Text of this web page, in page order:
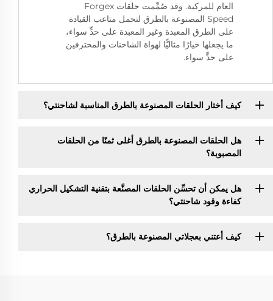
العام للمركبة. وقد صُمِّمت حلقات Forgex
Speed المصنوعة بالطرق لتحمل متاعب القيادة
على الطرق المعبدة وغير المعبدة على حدٍّ سواء،
ما يجعلها خيارًا مثاليًّا لهواة الشاحنات والمحترفين
على حدٍّ سواء.
كيف أختار الحلقات المصنوعة بالطرق المناسبة لشاحنتي؟
هل الحلقات المصنوعة بالطرق أغلى ثمنًا من الحلقات
المصبوبة؟
هل يمكن أن تحسِّن الحلقات المصنَّعة بتقنية التشكيل الحراري
كفاءة وقود شاحنتي؟
كيف أعتني بعجلاتي المصنوعة بالطرق؟